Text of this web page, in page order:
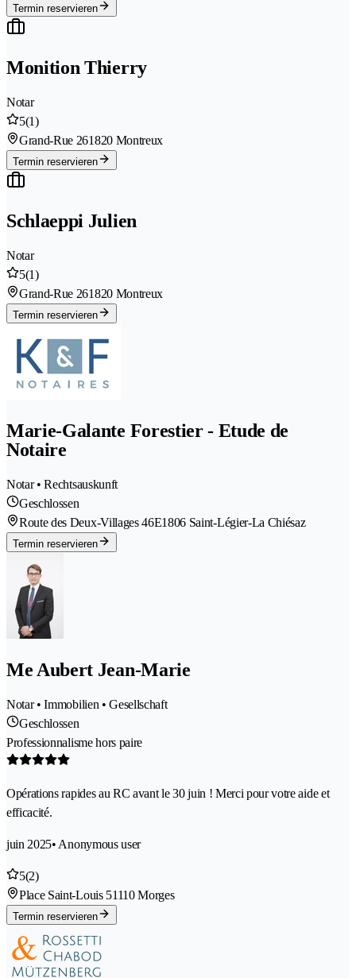
Termin reservieren
Monition Thierry
Notar
5(1)
Grand-Rue 261820 Montreux
Termin reservieren
Schlaeppi Julien
Notar
5(1)
Grand-Rue 261820 Montreux
Termin reservieren
Marie-Galante Forestier - Etude de
Notaire
Notar • Rechtsauskunft
Geschlossen
Route des Deux-Villages 46E1806 Saint-Légier-La Chiésaz
Termin reservieren
Me Aubert Jean-Marie
Notar • Immobilien • Gesellschaft
Geschlossen
Professionnalisme hors paire
Opérations rapides au RC avant le 30 juin ! Merci pour votre aide et
efficacité.
juin 2025• Anonymous user
5(2)
Place Saint-Louis 51110 Morges
Termin reservieren